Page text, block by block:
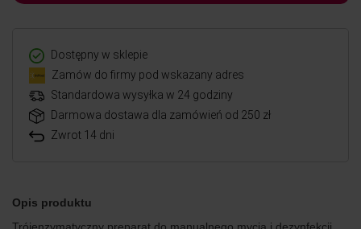
Dostępny w sklepie
Zamów do firmy pod wskazany adres
Standardowa wysyłka w 24 godziny
Darmowa dostawa dla zamówień od 250 zł
Zwrot 14 dni
Opis produktu